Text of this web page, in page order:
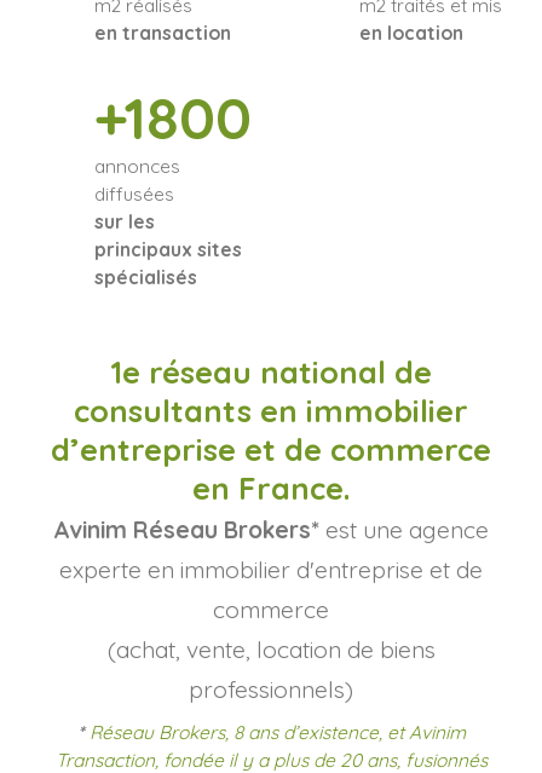
en transaction
en location
+1800
annonces
diffusées
sur les
principaux sites
spécialisés
1e réseau national de
consultants en immobilier
d’entreprise et de commerce
en France.
Avinim Réseau Brokers* est une agence
experte en immobilier d'entreprise et de
commerce
(achat, vente, location de biens
professionnels)
*Réseau Brokers, 8 ans d’existence, et Avinim
Transaction, fondée il y a plus de 20 ans, fusionnés